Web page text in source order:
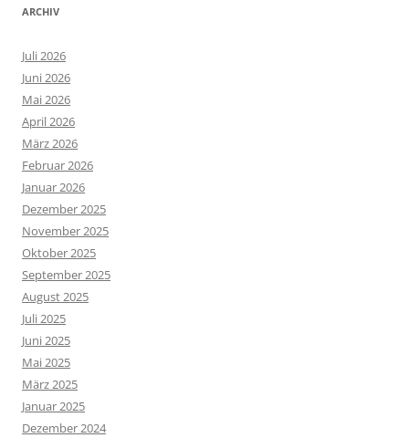
ARCHIV
Juli 2026
Juni 2026
Mai 2026
April 2026
März 2026
Februar 2026
Januar 2026
Dezember 2025
November 2025
Oktober 2025
September 2025
August 2025
Juli 2025
Juni 2025
Mai 2025
März 2025
Januar 2025
Dezember 2024